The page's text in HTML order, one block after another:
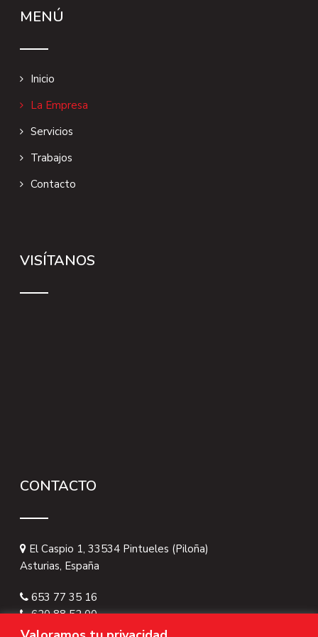
MENÚ
Inicio
La Empresa
Servicios
Trabajos
Contacto
VISÍTANOS
CONTACTO
El Caspio 1, 33534 Pintueles (Piloña)
Asturias, España
653 77 35 16
620 88 52 00
asturalturavertical@gmail.com